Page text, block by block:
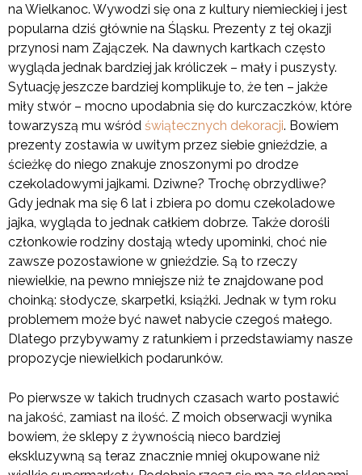
na Wielkanoc. Wywodzi się ona z kultury niemieckiej i jest
popularna dziś głównie na Śląsku. Prezenty z tej okazji
przynosi nam Zajączek. Na dawnych kartkach często
wygląda jednak bardziej jak króliczek – mały i puszysty.
Sytuację jeszcze bardziej komplikuje to, że ten – jakże
miły stwór – mocno upodabnia się do kurczaczków, które
towarzyszą mu wśród świątecznych dekoracji. Bowiem
prezenty zostawia w uwitym przez siebie gnieździe, a
ścieżkę do niego znakuje znoszonymi po drodze
czekoladowymi jajkami. Dziwne? Trochę obrzydliwe?
Gdy jednak ma się 6 lat i zbiera po domu czekoladowe
jajka, wygląda to jednak całkiem dobrze. Także dorośli
członkowie rodziny dostają wtedy upominki, choć nie
zawsze pozostawione w gnieździe. Są to rzeczy
niewielkie, na pewno mniejsze niż te znajdowane pod
choinką: słodycze, skarpetki, książki. Jednak w tym roku
problemem może być nawet nabycie czegoś małego.
Dlatego przybywamy z ratunkiem i przedstawiamy nasze
propozycje niewielkich podarunków.
Po pierwsze w takich trudnych czasach warto postawić
na jakość, zamiast na ilość. Z moich obserwacji wynika
bowiem, że sklepy z żywnością nieco bardziej
ekskluzywną są teraz znacznie mniej okupowane niż